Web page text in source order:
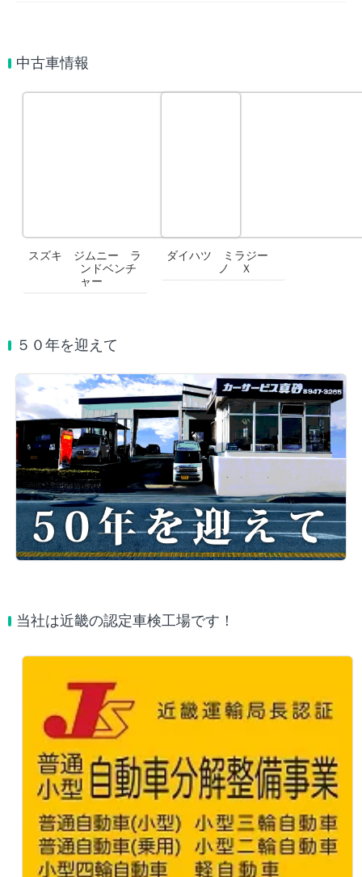
中古車情報
スズキ ジムニー ラ
ンドベンチ
ャー
ダイハツ ミラジー
ノ Ｘ
５０年を迎えて
当社は近畿の認定車検工場です！